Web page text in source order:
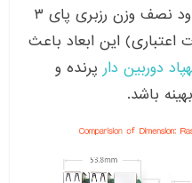
۲۲ گرم وزن دارد (چیزی در حدود نصف وزن رزبری پای ۳
اعتباری) این ابعاد باعث
دوربین دار پرنده و
باشد.